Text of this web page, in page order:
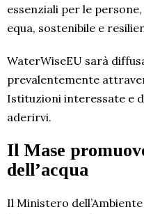
essenziali per le persone,
equa, sostenibile e
WaterWiseEU sarà
prevalentemente
Istituzioni interessate e
aderirvi.
Il Mase
dell’acqua
Il Ministero